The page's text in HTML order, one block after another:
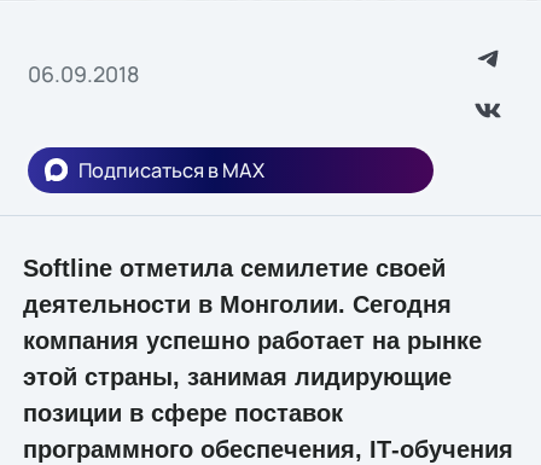
06.09.2018
Подписаться в MAX
Softline отметила семилетие своей
деятельности в Монголии. Сегодня
компания успешно работает на рынке
этой страны, занимая лидирующие
позиции в сфере поставок
программного обеспечения, IТ-обучения